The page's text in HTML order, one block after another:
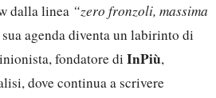
dalla linea “zero fronzoli, massima
agenda diventa un labirinto di
fondatore di InPiù,
dove continua a scrivere